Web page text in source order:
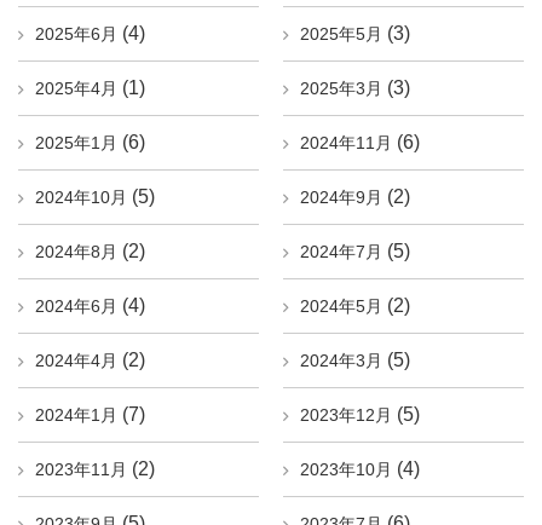
2025年6月 (4) 2025年5月 (3)
2025年4月 (1) 2025年3月 (3)
2025年1月 (6) 2024年11月 (6)
2024年10月 (5) 2024年9月 (2)
2024年8月 (2) 2024年7月 (5)
2024年6月 (4) 2024年5月 (2)
2024年4月 (2) 2024年3月 (5)
2024年1月 (7) 2023年12月 (5)
2023年11月 (2) 2023年10月 (4)